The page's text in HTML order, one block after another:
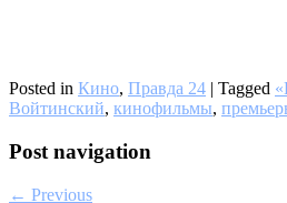
Posted in Кино, Правда 24 | Tagged
Войтинский, кинофильмы,
Post navigation
← Previous